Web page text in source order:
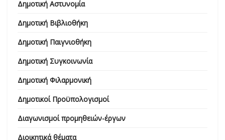
Δημοτική Αστυνομία
Δημοτική Βιβλιοθήκη
Δημοτική Παιγνιοθήκη
Δημοτική Συγκοινωνία
Δημοτική Φιλαρμονική
Δημοτικοί Προϋπολογισμοί
Διαγωνισμοί προμηθειών-έργων
Διοικητικά θέματα